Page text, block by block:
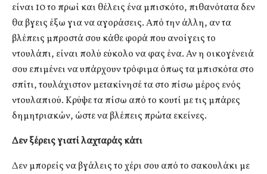
είναι 10 το πρωί και θέλεις ένα μπισκότο, πιθανότατα δεν
θα βγεις έξω για να αγοράσεις. Από την άλλη, αν τα
βλέπεις μπροστά σου κάθε φορά που ανοίγεις το
ντουλάπι, είναι πολύ εύκολο να φας ένα. Αν η οικογένειά
σου επιμένει να υπάρχουν τρόφιμα όπως τα μπισκότα στο
σπίτι, τουλάχιστον μετακίνησέ τα στο πίσω μέρος ενός
ντουλαπιού. Κρύψε τα πίσω από το κουτί με τις μπάρες
δημητριακών, ώστε να βλέπεις πρώτα εκείνες.
Δεν ξέρεις γιατί λαχταράς κάτι
Δεν μπορείς να βγάλεις το χέρι σου από το σακουλάκι με